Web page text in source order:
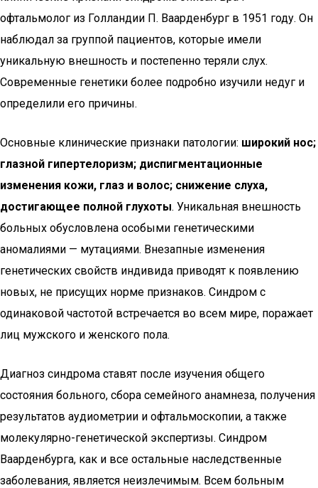
офтальмолог из Голландии П. Ваарденбург в 1951 году. Он
наблюдал за группой пациентов, которые имели
уникальную внешность и постепенно теряли слух.
Современные генетики более подробно изучили недуг и
определили его причины.
Основные клинические признаки патологии: широкий нос;
глазной гипертелоризм; диспигментационные
изменения кожи, глаз и волос; снижение слуха,
достигающее полной глухоты. Уникальная внешность
больных обусловлена особыми генетическими
аномалиями — мутациями. Внезапные изменения
генетических свойств индивида приводят к появлению
новых, не присущих норме признаков. Синдром с
одинаковой частотой встречается во всем мире, поражает
лиц мужского и женского пола.
Диагноз синдрома ставят после изучения общего
состояния больного, сбора семейного анамнеза, получения
результатов аудиометрии и офтальмоскопии, а также
молекулярно-генетической экспертизы. Синдром
Ваарденбурга, как и все остальные наследственные
заболевания, является неизлечимым. Всем больным